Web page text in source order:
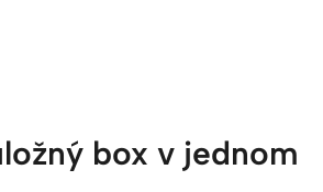
box v jednom